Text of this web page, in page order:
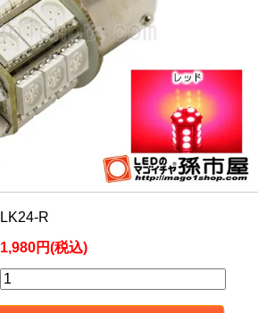
LK24-R
1,980円(税込)